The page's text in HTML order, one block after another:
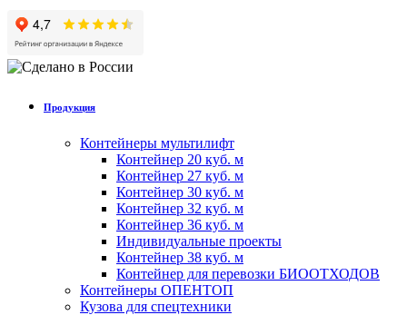
Продукция
Контейнеры мультилифт
Контейнер 20 куб. м
Контейнер 27 куб. м
Контейнер 30 куб. м
Контейнер 32 куб. м
Контейнер 36 куб. м
Индивидуальные проекты
Контейнер 38 куб. м
Контейнер для перевозки БИООТХОДОВ
Контейнеры ОПЕНТОП
Кузова для спецтехники